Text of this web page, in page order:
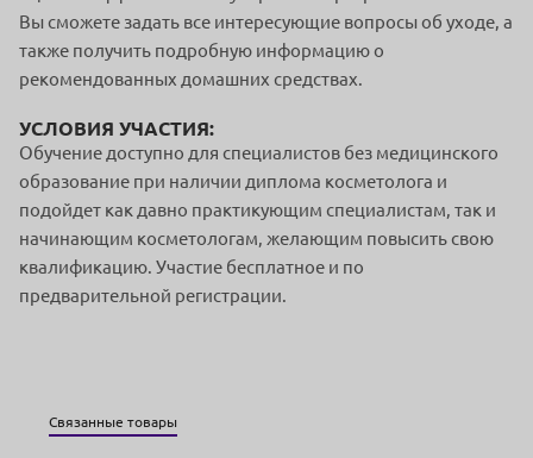
Вы сможете задать все интересующие вопросы об уходе, а
также получить подробную информацию о
рекомендованных домашних средствах.
УСЛОВИЯ УЧАСТИЯ:
Обучение доступно для специалистов без медицинского
образование при наличии диплома косметолога и
подойдет как давно практикующим специалистам, так и
начинающим косметологам, желающим повысить свою
квалификацию. Участие бесплатное и по
предварительной регистрации.
Связанные товары